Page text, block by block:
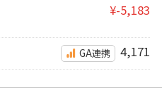
¥-5,183
GA連携 4,171